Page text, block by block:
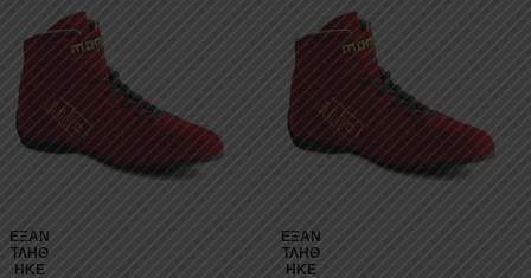
ΕΞΑΝ
ΤΛΉΘ
ΗΚΕ
ΕΞΑΝ
ΤΛΉΘ
ΗΚΕ